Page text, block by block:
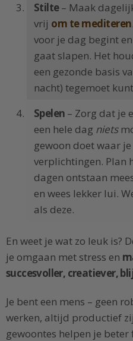
Stilte– Maak
vrij om te mediteren
voor je dag begint
gaat slapen. Het
een gezonde basis
nacht) tegemoet
Spelen – Zorg dat je
een hele dag niets
gewoon doet waar
verplichtingen. Plan
dagen ontstaan
en wees lekker lui.
als deze.
En weet je wat zo leuk is?
je omgaan met stress en
succesvoller, creatiever,
Je bent een mens – geen
werken, altijd productief
gewoontes helpen je